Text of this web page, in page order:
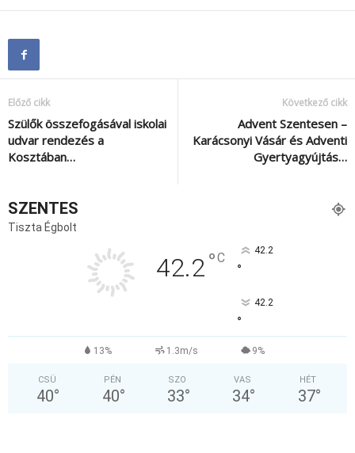
Előző cikk
Szülők összefogásával iskolai
udvar rendezés a
Kosztában…
Következő cikk
Advent Szentesen –
Karácsonyi Vásár és Adventi
Gyertyagyújtás…
SZENTES
Tiszta Égbolt
42.2°C 42.2
°
42.2
°
13% 1.3m/s 9%
CSÜ
40°
PÉN
40°
SZO
33°
VAS
34°
HÉT
37°